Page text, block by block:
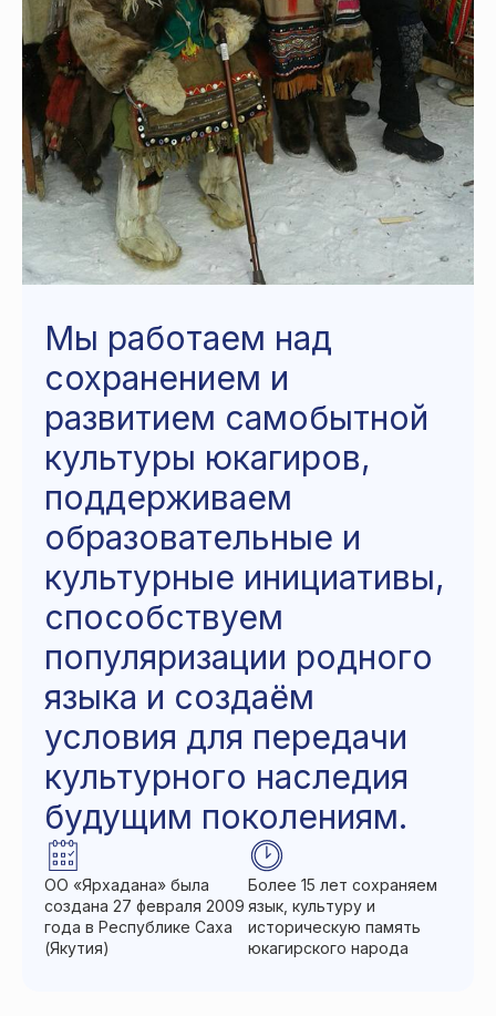
Мы работаем над
сохранением и
развитием самобытной
культуры юкагиров,
поддерживаем
образовательные и
культурные инициативы,
способствуем
популяризации родного
языка и создаём
условия для передачи
культурного наследия
будущим поколениям.
ОО «Ярхадана» была
создана 27 февраля 2009
года в Республике Саха
(Якутия)
Более 15 лет сохраняем
язык, культуру и
историческую память
юкагирского народа